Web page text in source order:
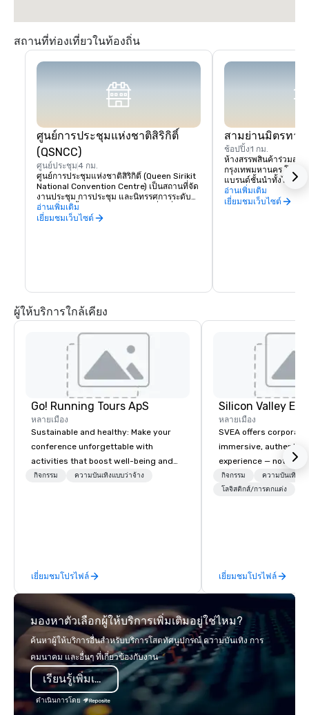
สถานที่ท่องเที่ยวในท้องถิ่น
ศูนย์การประชุมแห่งชาติสิริกิติ์
(QSNCC)
ศูนย์ประชุม4 กม.
ศูนย์การประชุมแห่งชาติสิริกิติ์ (Queen Sirikit
National Convention Centre) เป็นสถานที่จัด
งานประชุม การประชุม และนิทรรศการระดับ
นานาชาติชั้นนำของประเทศไทย ซึ่งมีชื่อเสียง
ในด้านการต้อนรับ บริการที่ยอดเยี่ยมและ
หลากหลาย
ศูนย์แห่งนี้สร้างขึ้นเพื่อสะท้อนให้เห็นถึงแก่นแท้
ของวัฒนธรรมไทยในสถาปัตยกรรมและการ
ตกแต่งอย่างภาคภูมิใจ ทำให้ผู้เข้าชมและ
ลูกค้าได้รับความรู้สึกที่แท้จริงของประเทศไทย
ร่วมกับพื้นที่และคุณภาพที่ต้องการจากงานต่าง
ประเทศการที่ศูนย์ได้เป็นเจ้าภาพในการประชุม
ระดับโลกและการประชุมนานาชาติมากมายใน
ช่วงสองทศวรรษที่ผ่านมาเป็นพิสูจน์ถึงทักษะ
ของทีมผู้บริหารและคุณภาพของสถานที่จัดงาน
อ่านเพิ่มเติม
เยี่ยมชมเว็บไซต์
สามย่านมิตรทาว
ช้อปปิ้ง1 กม.
ห้างสรรพสินค้าร่วมสมั
กรุงเทพมหานคร โซนค้
แบรนด์ชั้นนำทั้งไทยแล
ดาดฟ้า ศูนย์ออกกำลัง
อาหารตลอด 24 ชั่วโม
อ่านเพิ่มเติม
เยี่ยมชมเว็บไซต์
ผู้ให้บริการใกล้เคียง
Go! Running Tours ApS
หลายเมือง
Sustainable and healthy: Make your
conference unforgettable with
activities that boost well-being and
lower carbon footprints. Explore the
กิจกรรม ความบันเทิงแบบว่าจ้าง
เยี่ยมชมโปรไฟล์
หลายเมือง
SVEA offers
immersive, authentic
experience — not a
transformation. We
facilitate custom
offsites. Whether
think like a Silicon
world's fastest-
or walk away with a
innovation playbook,
กิจกรรม
ความบันเทิงแบ
โลจิสติกส์/การตกแต่ง
เยี่ยมชมโปรไฟล์
มองหาตัวเลือกผู้ให้บริการเพิ่มเติมอยู่ใช่ไหม?
ค้นหาผู้ให้บริการอื่นสำหรับบริการโสตทัศนูปกรณ์ ความบันเทิง การ
คมนาคม และอื่นๆ ที่เกี่ยวข้องกับงาน
เรียนรู้เพิ่มเติม
ดำเนินการโดย